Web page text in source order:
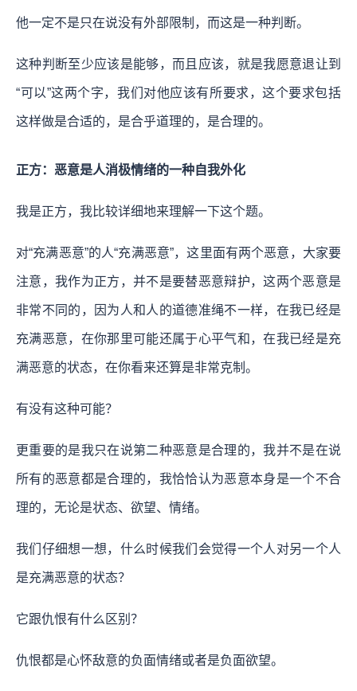
他一定不是只在说没有外部限制，而这是一种判断。
这种判断至少应该是能够，而且应该，就是我愿意退让到
“可以”这两个字，我们对他应该有所要求，这个要求包括
这样做是合适的，是合乎道理的，是合理的。
正方：恶意是人消极情绪的一种自我外化
我是正方，我比较详细地来理解一下这个题。
对“充满恶意”的人“充满恶意”，这里面有两个恶意，大家要
注意，我作为正方，并不是要替恶意辩护，这两个恶意是
非常不同的，因为人和人的道德准绳不一样，在我已经是
充满恶意，在你那里可能还属于心平气和，在我已经是充
满恶意的状态，在你看来还算是非常克制。
有没有这种可能？
更重要的是我只在说第二种恶意是合理的，我并不是在说
所有的恶意都是合理的，我恰恰认为恶意本身是一个不合
理的，无论是状态、欲望、情绪。
我们仔细想一想，什么时候我们会觉得一个人对另一个人
是充满恶意的状态？
它跟仇恨有什么区别？
仇恨都是心怀敌意的负面情绪或者是负面欲望。